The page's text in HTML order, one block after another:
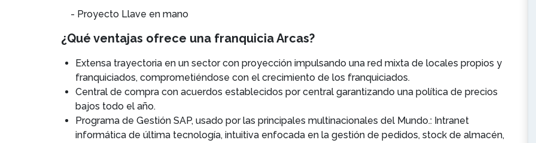
- Proyecto Llave en mano
¿Qué ventajas ofrece una franquicia Arcas?
Extensa trayectoria en un sector con proyección impulsando una red mixta de locales propios y
franquiciados, comprometiéndose con el crecimiento de los franquiciados.
Central de compra con acuerdos establecidos por central garantizando una política de precios
bajos todo el año.
Programa de Gestión SAP, usado por las principales multinacionales del Mundo.: Intranet
informática de última tecnología, intuitiva enfocada en la gestión de pedidos, stock de almacén,